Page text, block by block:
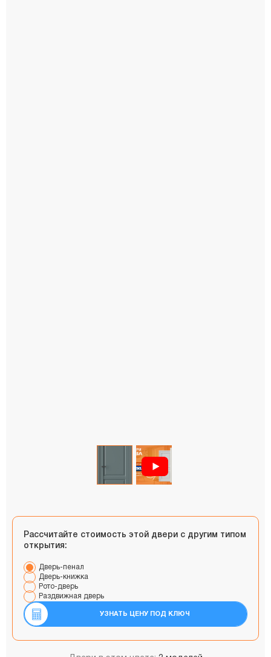
Рассчитайте стоимость этой двери с другим типом
открытия:
Дверь-пенал
Дверь-книжка
Рото-дверь
Раздвижная дверь
УЗНАТЬ ЦЕНУ ПОД КЛЮЧ